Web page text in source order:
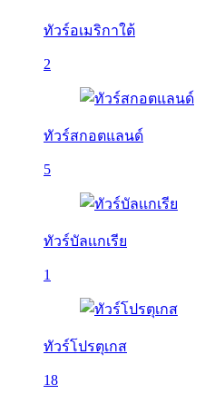
ทัวร์อเมริกาใต้
2
ทัวร์สกอตแลนด์
5
ทัวร์บัลเเกเรีย
1
ทัวร์โปรตุเกส
18